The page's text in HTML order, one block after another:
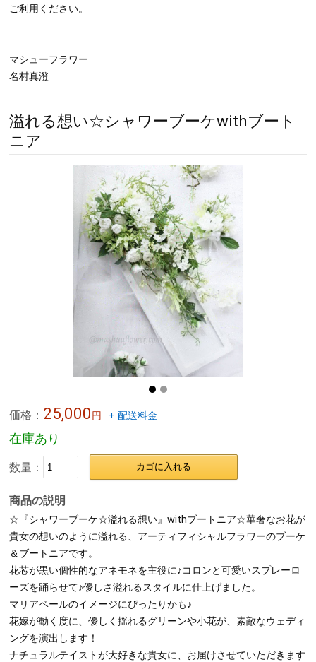
ご利用ください。
マシューフラワー
名村真澄
溢れる想い☆シャワーブーケwithブート
ニア
価格： 25,000円 + 配送料金
在庫あり
数量： カゴに入れる
商品の説明
☆『シャワーブーケ☆溢れる想い』withブートニア☆華奢なお花が
貴女の想いのように溢れる、アーティフィシャルフラワーのブーケ
＆ブートニアです。
花芯が黒い個性的なアネモネを主役に♪コロンと可愛いスプレーロ
ーズを踊らせて♪優しさ溢れるスタイルに仕上げました。
マリアベールのイメージにぴったりかも♪
花嫁が動く度に、優しく揺れるグリーンや小花が、素敵なウェディ
ングを演出します！
ナチュラルテイストが大好きな貴女に、お届けさせていただきます